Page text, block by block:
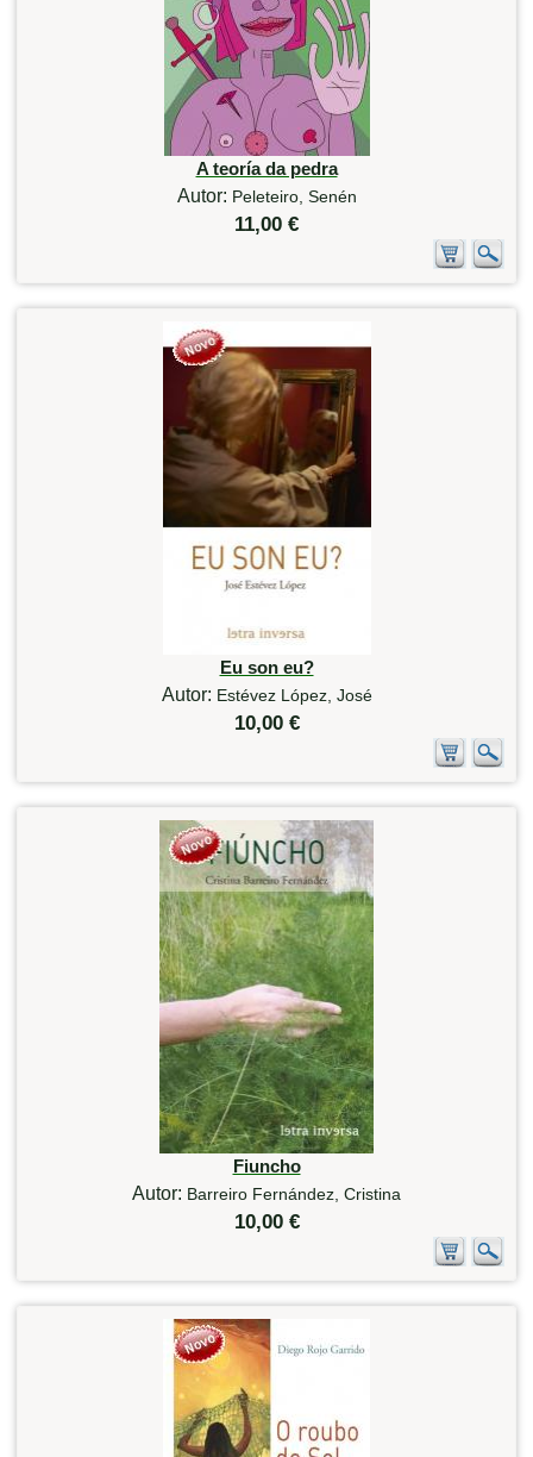
A teoría da pedra
Autor: Peleteiro, Senén
11,00 €
Eu son eu?
Autor: Estévez López, José
10,00 €
Fiuncho
Autor: Barreiro Fernández, Cristina
10,00 €